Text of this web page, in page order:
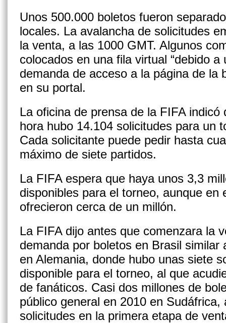
Unos 500.000 boletos fueron
locales. La avalancha de solicitudes
la venta, a las 1000 GMT. Algunos
colocados en una fila virtual “debido
demanda de acceso a la página de la
en su portal.
La oficina de prensa de la FIFA indicó
hora hubo 14.104 solicitudes para un
Cada solicitante puede pedir hasta
máximo de siete partidos.
La FIFA espera que haya unos 3,3
disponibles para el torneo, aunque en
ofrecieron cerca de un millón.
La FIFA dijo antes que comenzara la
demanda por boletos en Brasil similar
en Alemania, donde hubo unas siete
disponible para el torneo, al que
de fanáticos. Casi dos millones de
público general en 2010 en Sudáfrica,
solicitudes en la primera etapa de